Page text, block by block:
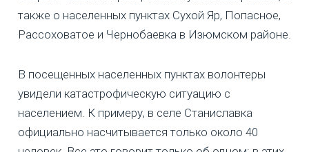
также о населенных пунктах Сухой Яр, Попасное,
Рассоховатое и Чернобаевка в Изюмском районе.
В посещенных населенных пунктах волонтеры
увидели катастрофическую ситуацию с
населением. К примеру, в селе Станиславка
официально насчитывается только около 40